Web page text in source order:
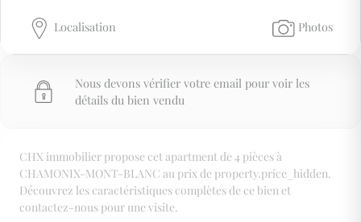
Photos
Localisation
Nous devons vérifier votre email pour voir les
détails du bien vendu
CHX immobilier propose cet apartment de 4 pièces à
CHAMONIX-MONT-BLANC au prix de property.price_hidden.
Découvrez les caractéristiques complètes de ce bien et
contactez-nous pour une visite.